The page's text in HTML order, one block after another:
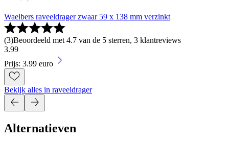
Waelbers raveeldrager zwaar 59 x 138 mm verzinkt
(3)Beoordeeld met 4.7 van de 5 sterren, 3 klantreviews
3.99
Prijs: 3.99 euro
Bekijk alles in raveeldrager
Alternatieven